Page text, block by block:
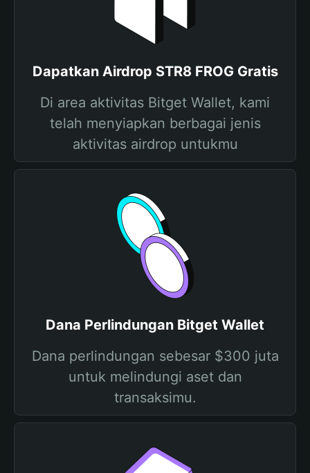
Dapatkan Airdrop STR8 FROG Gratis
Di area aktivitas Bitget Wallet, kami
telah menyiapkan berbagai jenis
aktivitas airdrop untukmu
Dana Perlindungan Bitget Wallet
Dana perlindungan sebesar $300 juta
untuk melindungi aset dan
transaksimu.